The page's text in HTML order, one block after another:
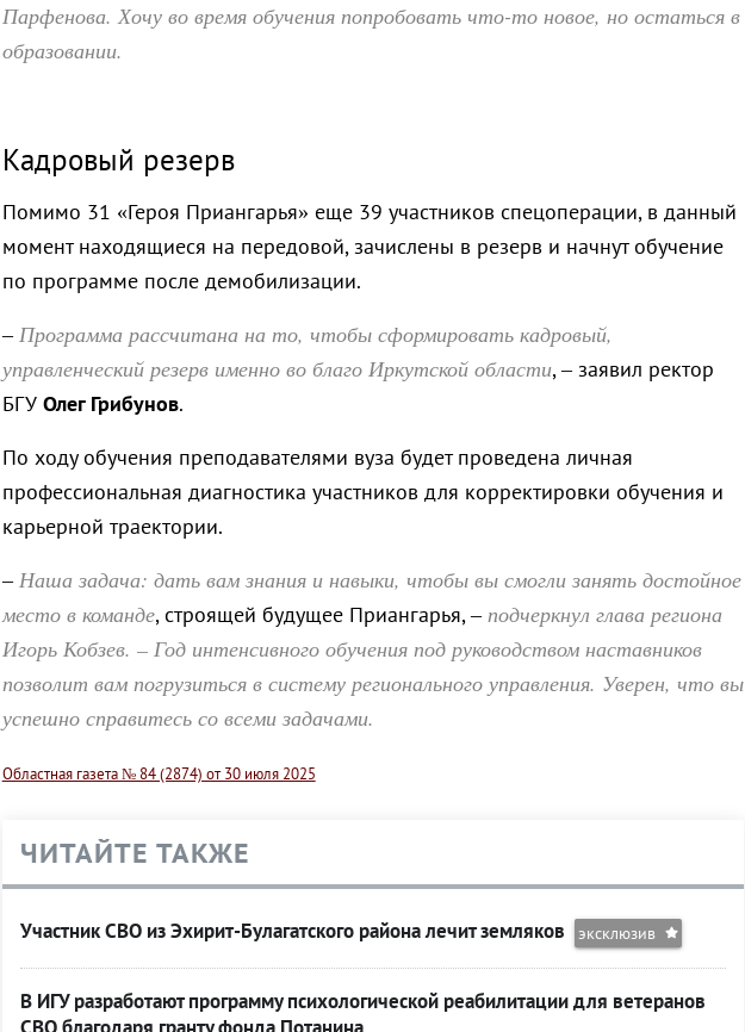
Парфенова. Хочу во время обучения попробовать что-то новое, но остаться в
образовании.
Кадровый резерв
Помимо 31 «Героя Приангарья» еще 39 участников спецоперации, в данный
момент находящиеся на передовой, зачислены в резерв и начнут обучение
по программе после демобилизации.
– Программа рассчитана на то, чтобы сформировать кадровый,
управленческий резерв именно во благо Иркутской области, – заявил ректор
БГУОлег Грибунов.
По ходу обучения преподавателями вуза будет проведена личная
профессиональная диагностика участников для корректировки обучения и
карьерной траектории.
– Наша задача: дать вам знания и навыки, чтобы вы смогли занять достойное
место в команде, строящей будущее Приангарья, –подчеркнул глава региона
Игорь Кобзев. – Год интенсивного обучения под руководством наставников
позволит вам погрузиться в систему регионального управления. Уверен, что вы
успешно справитесь со всеми задачами.
Областная газета № 84 (2874) от 30 июля 2025
ЧИТАЙТЕ ТАКЖЕ
Участник СВО из Эхирит-Булагатского района лечит земляков эксклюзив
В ИГУ разработают программу психологической реабилитации для ветеранов